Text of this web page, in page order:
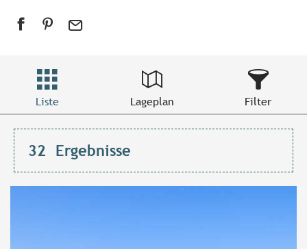
Liste Lageplan Filter
32 Ergebnisse